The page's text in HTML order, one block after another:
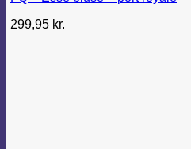
299,95 kr.